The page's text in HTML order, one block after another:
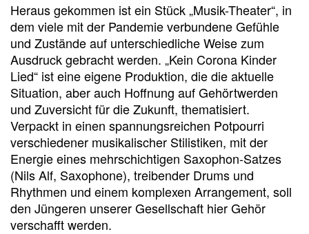
Heraus gekommen ist ein Stück „Musik-Theater“, in
dem viele mit der Pandemie verbundene Gefühle
und Zustände auf unterschiedliche Weise zum
Ausdruck gebracht werden. „Kein Corona Kinder
Lied“ ist eine eigene Produktion, die die aktuelle
Situation, aber auch Hoffnung auf Gehörtwerden
und Zuversicht für die Zukunft, thematisiert.
Verpackt in einen spannungsreichen Potpourri
verschiedener musikalischer Stilistiken, mit der
Energie eines mehrschichtigen Saxophon-Satzes
(Nils Alf, Saxophone), treibender Drums und
Rhythmen und einem komplexen Arrangement, soll
den Jüngeren unserer Gesellschaft hier Gehör
verschafft werden.